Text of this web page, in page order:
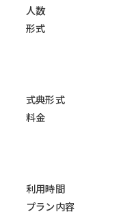
人数
形式
式典形式
料金
利用時間
プラン内容